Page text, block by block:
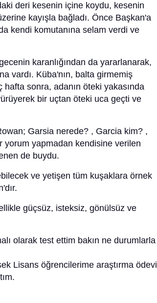
deri kesenin içine koydu, kesenin
kayışla bağladı. Önce Başkan'a
kendi komutanına selam verdi ve
karanlığından da yararlanarak,
vardı. Küba'nın, balta girmemiş
sonra, adanın öteki yakasında
bir uçtan öteki uca geçti ve
Garsia nerede? , Garcia kim? ,
yorum yapmadan kendisine verilen
de buydu.
ve yetişen tüm kuşaklara örnek
güçsüz, isteksiz, gönülsüz ve
olarak test ettim bakın ne durumlarla
Lisans öğrencilerime araştırma ödevi